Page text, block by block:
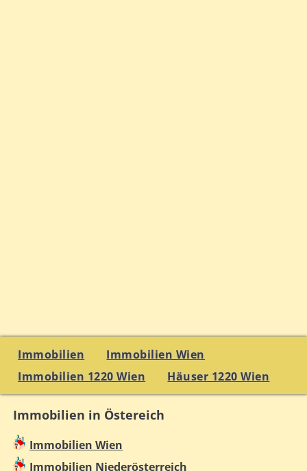
Immobilien
Immobilien Wien
Immobilien 1220 Wien
Häuser 1220 Wien
Immobilien in Östereich
Immobilien Wien
Immobilien Niederösterreich